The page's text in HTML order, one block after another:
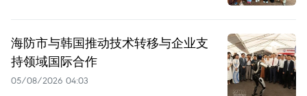
海防市与韩国推动技术转移与企业支
持领域国际合作
05/08/2026 04:03